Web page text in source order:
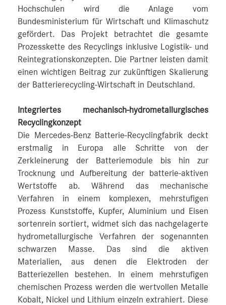
Hochschulen wird die Anlage vom
Bundesministerium für Wirtschaft und Klimaschutz
gefördert. Das Projekt betrachtet die gesamte
Prozesskette des Recyclings inklusive Logistik- und
Reintegrationskonzepten. Die Partner leisten damit
einen wichtigen Beitrag zur zukünftigen Skalierung
der Batterierecycling-Wirtschaft in Deutschland.
Integriertes mechanisch-hydrometallurgisches
Recyclingkonzept
Die Mercedes-Benz Batterie-Recyclingfabrik deckt
erstmalig in Europa alle Schritte von der
Zerkleinerung der Batteriemodule bis hin zur
Trocknung und Aufbereitung der batterie-aktiven
Wertstoffe ab. Während das mechanische
Verfahren in einem komplexen, mehrstufigen
Prozess Kunststoffe, Kupfer, Aluminium und Eisen
sortenrein sortiert, widmet sich das nachgelagerte
hydrometallurgische Verfahren der sogenannten
schwarzen Masse. Das sind die aktiven
Materialien, aus denen die Elektroden der
Batteriezellen bestehen. In einem mehrstufigen
chemischen Prozess werden die wertvollen Metalle
Kobalt, Nickel und Lithium einzeln extrahiert. Diese